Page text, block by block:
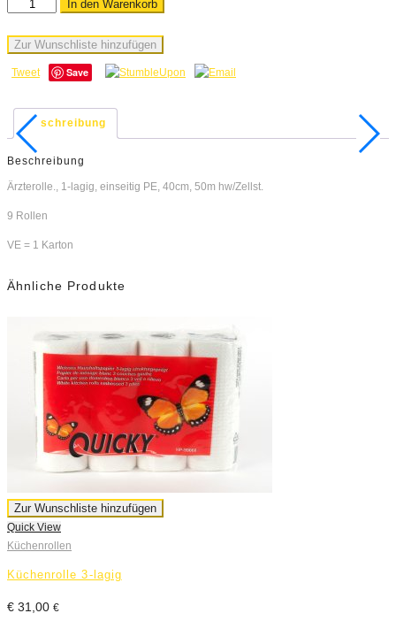
In den Warenkorb
Zur Wunschliste hinzufügen
Tweet Save
Beschreibung
Beschreibung
Ärzterolle., 1-lagig, einseitig PE, 40cm, 50m hw/Zellst.
9 Rollen
VE = 1 Karton
Ähnliche Produkte
Zur Wunschliste hinzufügen
Quick View
Küchenrollen
Küchenrolle 3-lagig
€ 31,00 €